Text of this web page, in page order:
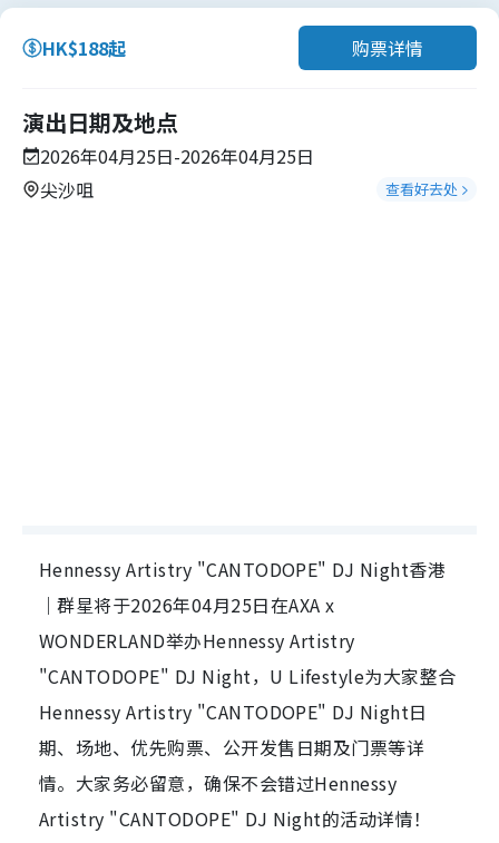
HK$188起 购票详情
演出日期及地点
2026年04月25日-2026年04月25日
尖沙咀
查看好去处
Hennessy Artistry "CANTODOPE" DJ Night香港
｜群星将于2026年04月25日在AXA x
WONDERLAND举办Hennessy Artistry
"CANTODOPE" DJ Night，U Lifestyle为大家整合
Hennessy Artistry "CANTODOPE" DJ Night日
期、场地、优先购票、公开发售日期及门票等详
情。大家务必留意，确保不会错过Hennessy
Artistry "CANTODOPE" DJ Night的活动详情！